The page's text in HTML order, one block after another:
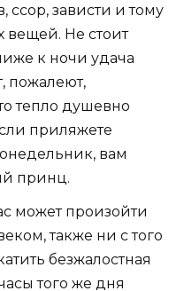
ссор, зависти и тому
вещей. Не стоит
к ночи удача
пожалеют,
тепло душевно
приляжете
вам
принц.
может произойти
также ни с того
безжалостная
того же дня